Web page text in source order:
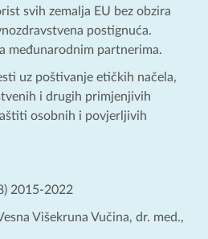
svih zemalja EU bez obzira
postignuća.
međunarodnim partnerima.
uz poštivanje etičkih načela,
i drugih primjenjivih
osobnih i povjerljivih
2015-2022
Višekruna Vučina, dr. med.,